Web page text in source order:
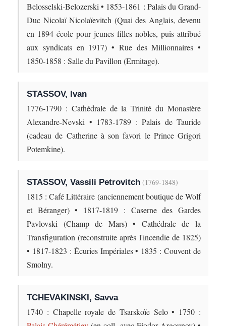
Belosselski-Belozerski • 1853-1861 : Palais du Grand-
Duc Nicolaï Nicolaïevitch (Quai des Anglais, devenu
en 1894 école pour jeunes filles nobles, puis attribué
aux syndicats en 1917) • Rue des Millionnaires •
1850-1858 : Salle du Pavillon (Ermitage).
STASSOV, Ivan
1776-1790 : Cathédrale de la Trinité du Monastère
Alexandre-Nevski • 1783-1789 : Palais de Tauride
(cadeau de Catherine à son favori le Prince Grigori
Potemkine).
STASSOV, Vassili Petrovitch (1769-1848)
1815 : Café Littéraire (anciennement boutique de Wolf
et Béranger) • 1817-1819 : Caserne des Gardes
Pavlovski (Champ de Mars) • Cathédrale de la
Transfiguration (reconstruite après l'incendie de 1825)
• 1817-1823 : Écuries Impériales • 1835 : Couvent de
Smolny.
TCHEVAKINSKI, Savva
1740 : Chapelle royale de Tsarskoïe Selo • 1750 :